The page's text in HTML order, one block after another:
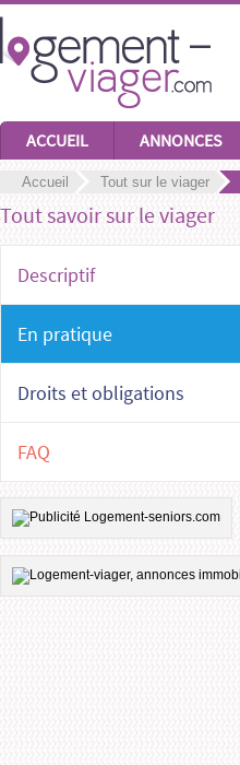
ACCUEIL ANNONCES
Accueil Tout sur le viager
Tout savoir sur le viager
Descriptif
En pratique
Droits et obligations
FAQ